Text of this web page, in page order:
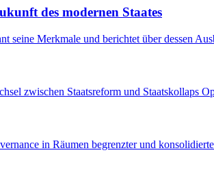
des modernen Staates
seine Merkmale und berichtet über dessen
zwischen Staatsreform und
in Räumen begrenzter und